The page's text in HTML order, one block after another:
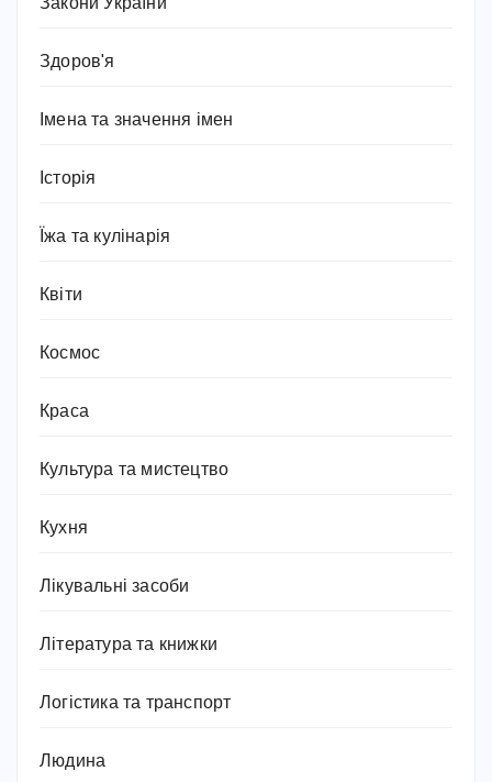
Закони України
Здоров'я
Імена та значення імен
Історія
Їжа та кулінарія
Квіти
Космос
Краса
Культура та мистецтво
Кухня
Лікувальні засоби
Література та книжки
Логістика та транспорт
Людина